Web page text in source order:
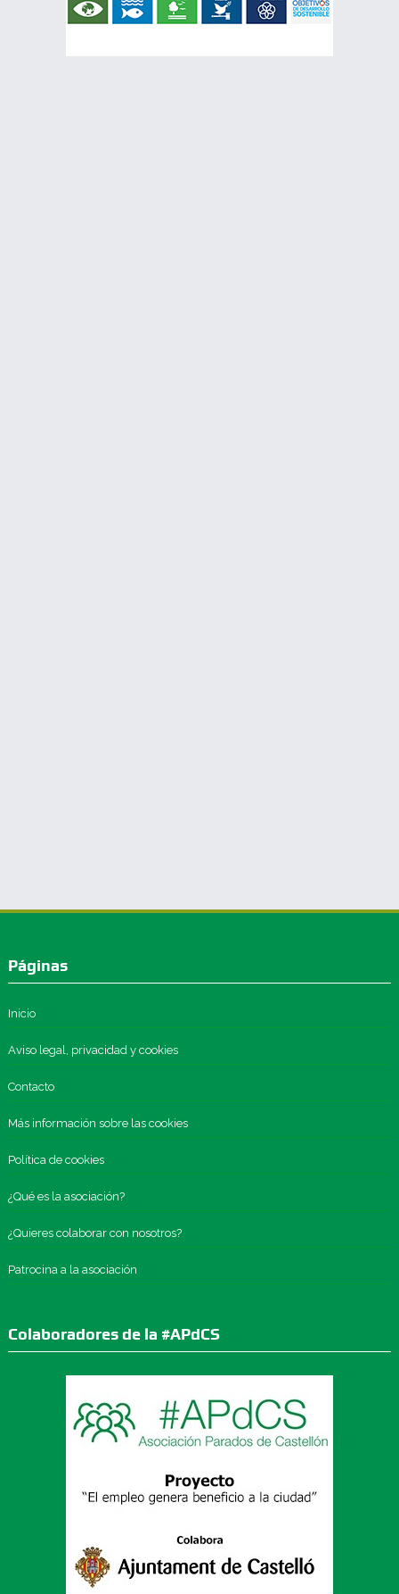
Páginas
Inicio
Aviso legal, privacidad y cookies
Contacto
Más información sobre las cookies
Política de cookies
¿Qué es la asociación?
¿Quieres colaborar con nosotros?
Patrocina a la asociación
Colaboradores de la #APdCS